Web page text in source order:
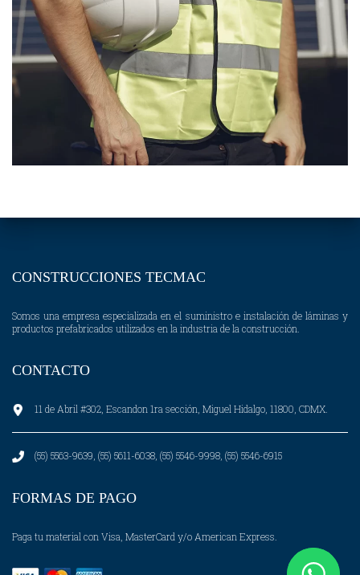
CONSTRUCCIONES TECMAC
Somos una empresa especializada en el suministro e instalación de láminas y
productos prefabricados utilizados en la industria de la construcción.
CONTACTO
11 de Abril #302, Escandon 1ra sección, Miguel Hidalgo, 11800, CDMX.
(55) 5563-9639, (55) 5611-6038, (55) 5546-9998, (55) 5546-6915
FORMAS DE PAGO
Paga tu material con Visa, MasterCard y/o American Express.